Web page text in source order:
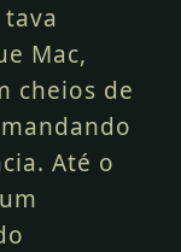
Mac,
cheios de
Até o